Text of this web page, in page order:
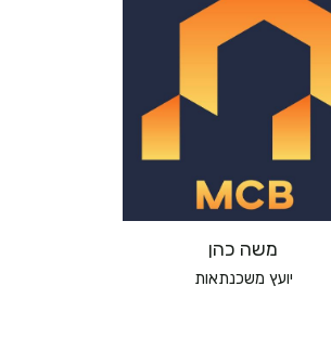
משה כהן
יועץ משכנתאות